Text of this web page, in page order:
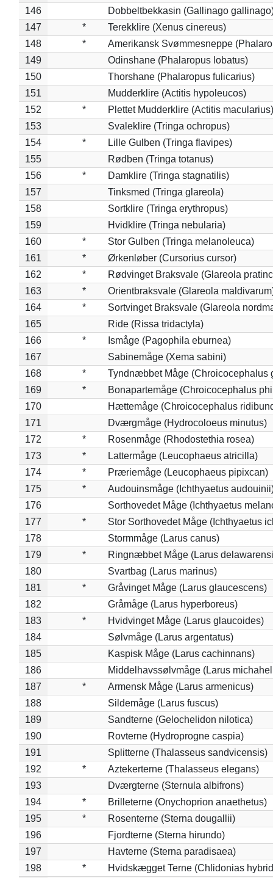
146
Dobbeltbekkasin (Gallinago
147
*
Terekklire (Xenus cinereus)
148
*
Amerikansk Svømmesneppe
149
Odinshane (Phalaropus lobatus)
150
Thorshane (Phalaropus fulicarius)
151
Mudderklire (Actitis hypoleucos)
152
*
Plettet Mudderklire (Actitis macularius)
153
Svaleklire (Tringa ochropus)
154
*
Lille Gulben (Tringa flavipes)
155
Rødben (Tringa totanus)
156
*
Damklire (Tringa stagnatilis)
157
Tinksmed (Tringa glareola)
158
Sortklire (Tringa erythropus)
159
Hvidklire (Tringa nebularia)
160
*
Stor Gulben (Tringa melanoleuca)
161
*
Ørkenløber (Cursorius cursor)
162
*
Rødvinget Braksvale (Glareola
163
*
Orientbraksvale (Glareola
164
*
Sortvinget Braksvale (Glareola
165
Ride (Rissa tridactyla)
166
*
Ismåge (Pagophila eburnea)
167
Sabinemåge (Xema sabini)
168
*
Tyndnæbbet Måge (Chroicocephalus
169
*
Bonapartemåge (Chroicocephalus
170
Hættemåge (Chroicocephalus
171
Dværgmåge (Hydrocoloeus minutus)
172
*
Rosenmåge (Rhodostethia rosea)
173
*
Lattermåge (Leucophaeus atricilla)
174
*
Præriemåge (Leucophaeus pipixcan)
175
*
Audouinsmåge (Ichthyaetus
176
Sorthovedet Måge (Ichthyaetus
177
*
Stor Sorthovedet Måge (Ichthyaetus
178
Stormmåge (Larus canus)
179
*
Ringnæbbet Måge (Larus
180
Svartbag (Larus marinus)
181
*
Gråvinget Måge (Larus glaucescens)
182
Gråmåge (Larus hyperboreus)
183
*
Hvidvinget Måge (Larus glaucoides)
184
Sølvmåge (Larus argentatus)
185
Kaspisk Måge (Larus cachinnans)
186
Middelhavssølvmåge (Larus
187
*
Armensk Måge (Larus armenicus)
188
Sildemåge (Larus fuscus)
189
Sandterne (Gelochelidon nilotica)
190
Rovterne (Hydroprogne caspia)
191
Splitterne (Thalasseus sandvicensis)
192
*
Aztekerterne (Thalasseus elegans)
193
Dværgterne (Sternula albifrons)
194
*
Brilleterne (Onychoprion anaethetus)
195
*
Rosenterne (Sterna dougallii)
196
Fjordterne (Sterna hirundo)
197
Havterne (Sterna paradisaea)
198
*
Hvidskægget Terne (Chlidonias